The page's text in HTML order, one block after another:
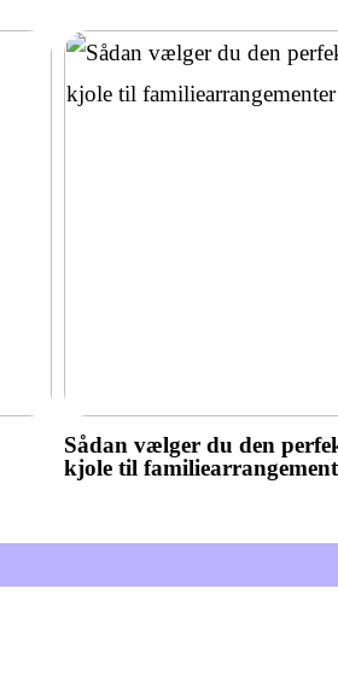
Sådan vælger du den
kjole til